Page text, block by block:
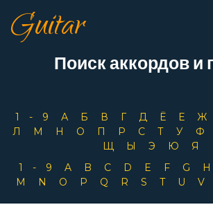
Guitar
Поиск аккордов и
1-9 А Б В Г Д Ё Е Ж
Л
М Н О П Р С Т У Ф
Щ
Ы Э Ю
Я
1-9
A B C D E F G
M
N O P Q R S T U V